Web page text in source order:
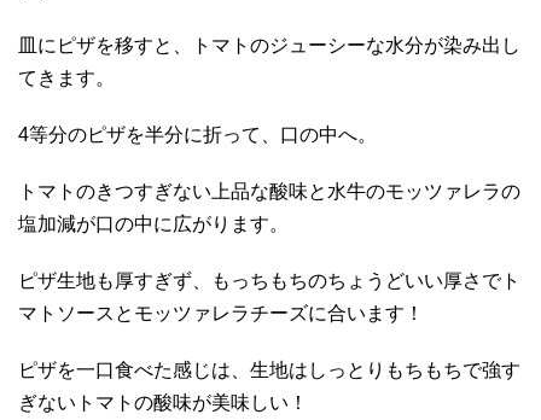
皿にピザを移すと、トマトのジューシーな水分が染み出し
てきます。
4等分のピザを半分に折って、口の中へ。
トマトのきつすぎない上品な酸味と水牛のモッツァレラの
塩加減が口の中に広がります。
ピザ生地も厚すぎず、もっちもちのちょうどいい厚さでト
マトソースとモッツァレラチーズに合います！
ピザを一口食べた感じは、生地はしっとりもちもちで強す
ぎないトマトの酸味が美味しい！